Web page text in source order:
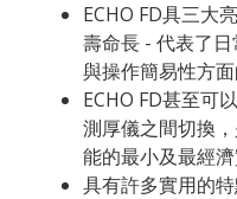
ECHO FD具三大
壽命長 - 代表了
與操作簡易性方面
ECHO FD甚至可
測厚儀之間切換
能的最小及最經濟
具有許多實用的特